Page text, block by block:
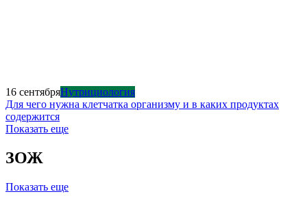
16 сентябряНутрициология
Для чего нужна клетчатка организму и в каких продуктах
содержится
Показать еще
ЗОЖ
Показать еще